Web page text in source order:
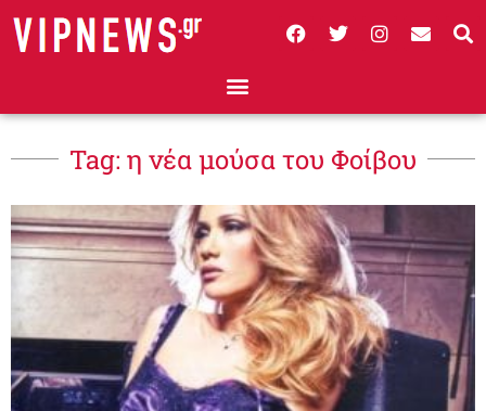
Tag: η νέα μούσα του Φοίβου